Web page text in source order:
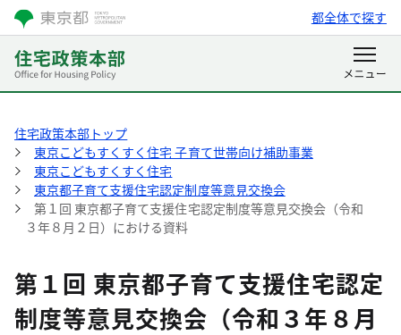
都全体で探す
住宅政策本部トップ
東京こどもすくすく住宅 子育て世帯向け補助事業
東京こどもすくすく住宅
東京都子育て支援住宅認定制度等意見交換会
第１回 東京都子育て支援住宅認定制度等意見交換会（令和
３年８月２日）における資料
第１回 東京都子育て支援住宅認定
制度等意見交換会（令和３年８月